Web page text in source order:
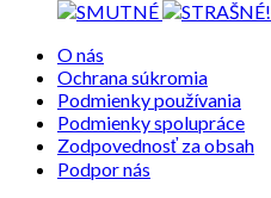
O nás
Ochrana súkromia
Podmienky používania
Podmienky spolupráce
Zodpovednosť za obsah
Podpor nás